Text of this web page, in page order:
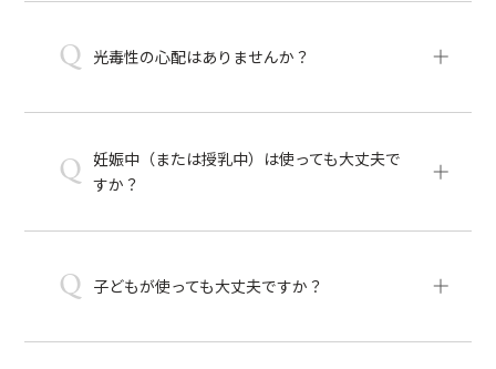
Q 光毒性の心配はありませんか？
Q 妊娠中（または授乳中）は使っても大丈夫で
すか？
Q 子どもが使っても大丈夫ですか？